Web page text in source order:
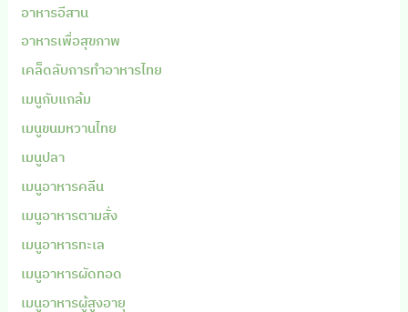
อาหารอีสาน
อาหารเพื่อสุขภาพ
เคล็ดลับการทำอาหารไทย
เมนูกับแกล้ม
เมนูขนมหวานไทย
เมนูปลา
เมนูอาหารคลีน
เมนูอาหารตามสั่ง
เมนูอาหารทะเล
เมนูอาหารผัดทอด
เมนูอาหารผู้สูงอายุ